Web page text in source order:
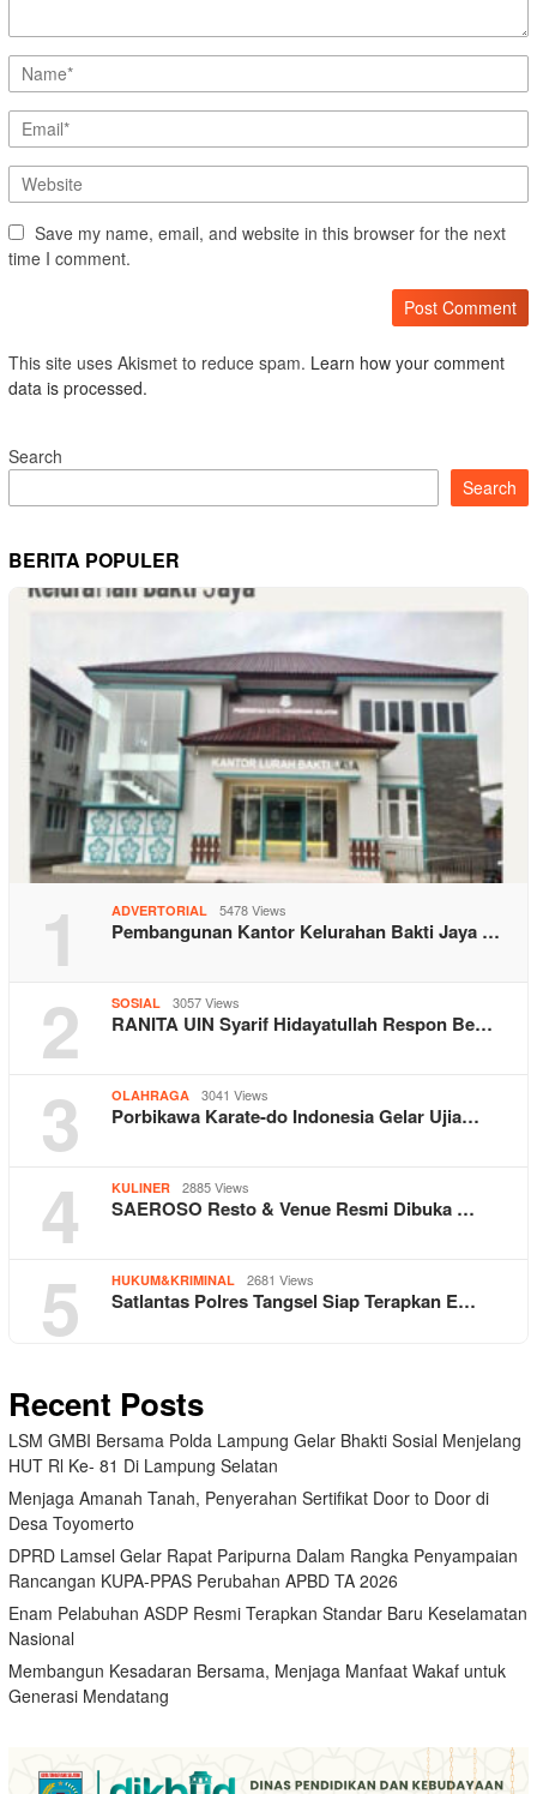
Save my name, email, and website in this browser for the next
time I comment.
This site uses Akismet to reduce spam. Learn how your comment
data is processed.
Search
Search
BERITA POPULER
1 ADVERTORIAL 5478 Views
Pembangunan Kantor Kelurahan Bakti Jaya …
2 SOSIAL 3057 Views
RANITA UIN Syarif Hidayatullah Respon Be…
3 OLAHRAGA 3041 Views
Porbikawa Karate-do Indonesia Gelar Ujia…
4 KULINER 2885 Views
SAEROSO Resto & Venue Resmi Dibuka …
5 HUKUM&KRIMINAL 2681 Views
Satlantas Polres Tangsel Siap Terapkan E…
Recent Posts
LSM GMBI Bersama Polda Lampung Gelar Bhakti Sosial Menjelang
HUT Rl Ke- 81 Di Lampung Selatan
Menjaga Amanah Tanah, Penyerahan Sertifikat Door to Door di
Desa Toyomerto
DPRD Lamsel Gelar Rapat Paripurna Dalam Rangka Penyampaian
Rancangan KUPA-PPAS Perubahan APBD TA 2026
Enam Pelabuhan ASDP Resmi Terapkan Standar Baru Keselamatan
Nasional
Membangun Kesadaran Bersama, Menjaga Manfaat Wakaf untuk
Generasi Mendatang